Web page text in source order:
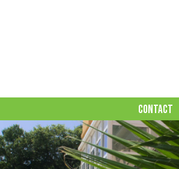
CONTACT